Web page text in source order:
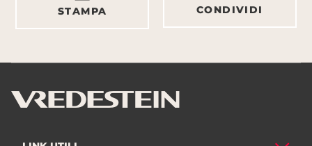
STAMPA CONDIVIDI